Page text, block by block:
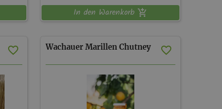
In den Warenkorb
Wachauer Marillen Chutney